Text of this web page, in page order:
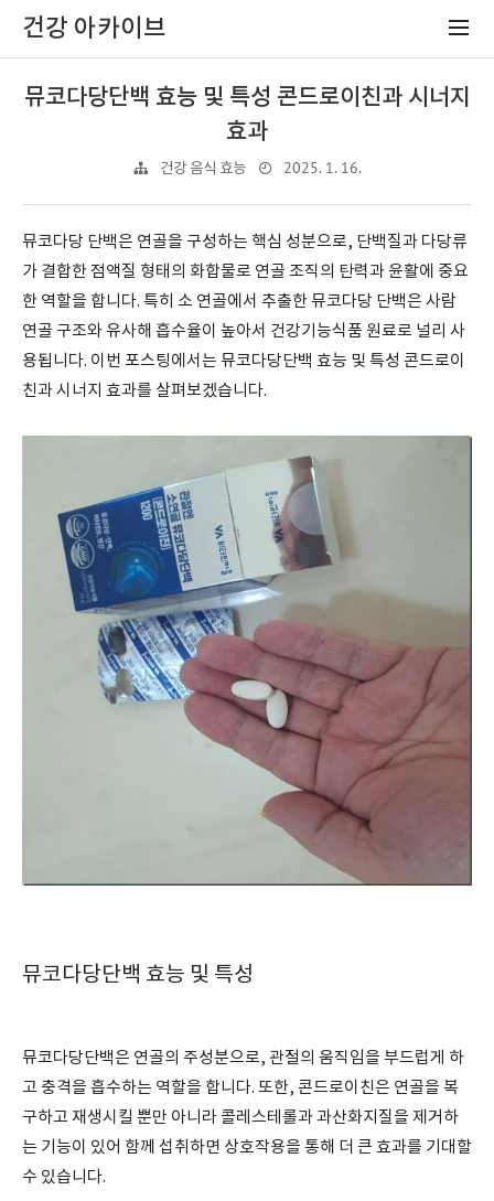
건강 아카이브
뮤코다당단백 효능 및 특성 콘드로이친과 시너지
효과
건강 음식 효능 2025. 1. 16.
뮤코다당 단백은 연골을 구성하는 핵심 성분으로, 단백질과 다당류
가 결합한 점액질 형태의 화합물로 연골 조직의 탄력과 윤활에 중요
한 역할을 합니다. 특히 소 연골에서 추출한 뮤코다당 단백은 사람
연골 구조와 유사해 흡수율이 높아서 건강기능식품 원료로 널리 사
용됩니다. 이번 포스팅에서는 뮤코다당단백 효능 및 특성 콘드로이
친과 시너지 효과를 살펴보겠습니다.
뮤코다당단백 효능 및 특성
뮤코다당단백은 연골의 주성분으로, 관절의 움직임을 부드럽게 하
고 충격을 흡수하는 역할을 합니다. 또한, 콘드로이친은 연골을 복
구하고 재생시킬 뿐만 아니라 콜레스테롤과 과산화지질을 제거하
는 기능이 있어 함께 섭취하면 상호작용을 통해 더 큰 효과를 기대할
수 있습니다.